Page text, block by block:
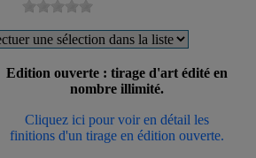
Edition ouverte : tirage d'art édité en
nombre illimité.
Cliquez ici pour voir en détail les
finitions d'un tirage en édition ouverte.